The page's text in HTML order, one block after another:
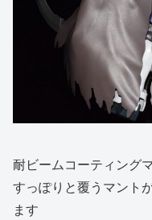
耐ビームコーティング
すっぽりと覆うマント
ます